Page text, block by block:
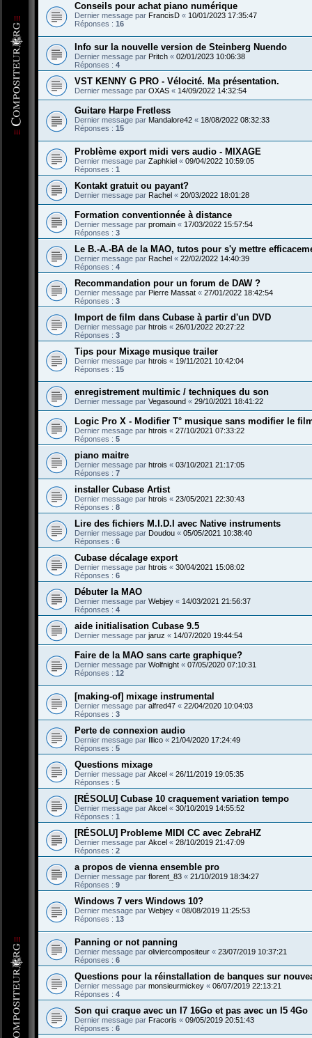
Conseils pour achat piano numérique
Dernier message par FrancisD « 10/01/2023 17:35:47
Réponses : 16
Info sur la nouvelle version de Steinberg Nuendo
Dernier message par Pritch « 02/01/2023 10:06:38
Réponses : 4
VST KENNY G PRO - Vélocité. Ma présentation.
Dernier message par OXAS « 14/09/2022 14:32:54
Guitare Harpe Fretless
Dernier message par Mandalore42 « 18/08/2022 08:32:33
Réponses : 15
Problème export midi vers audio - MIXAGE
Dernier message par Zaphkiel « 09/04/2022 10:59:05
Réponses : 1
Kontakt gratuit ou payant?
Dernier message par Rachel « 20/03/2022 18:01:28
Formation conventionnée à distance
Dernier message par promain « 17/03/2022 15:57:54
Réponses : 3
Le B.-A.-BA de la MAO, tutos pour s'y mettre
Dernier message par Rachel « 22/02/2022 14:40:39
Réponses : 4
Recommandation pour un forum de DAW ?
Dernier message par Pierre Massat « 27/01/2022 18:42:54
Réponses : 3
Import de film dans Cubase à partir d'un DVD
Dernier message par htrois « 26/01/2022 20:27:22
Réponses : 3
Tips pour Mixage musique trailer
Dernier message par htrois « 19/11/2021 10:42:04
Réponses : 15
enregistrement multimic / techniques du son
Dernier message par Vegasound « 29/10/2021 18:41:22
Logic Pro X - Modifier T° musique sans modifier le
Dernier message par htrois « 27/10/2021 07:33:22
Réponses : 5
piano maitre
Dernier message par htrois « 03/10/2021 21:17:05
Réponses : 7
installer Cubase Artist
Dernier message par htrois « 23/05/2021 22:30:43
Réponses : 8
Lire des fichiers M.I.D.I avec Native instruments
Dernier message par Doudou « 05/05/2021 10:38:40
Réponses : 6
Cubase décalage export
Dernier message par htrois « 30/04/2021 15:08:02
Réponses : 6
Débuter la MAO
Dernier message par Webjey « 14/03/2021 21:56:37
Réponses : 4
aide initialisation Cubase 9.5
Dernier message par jaruz « 14/07/2020 19:44:54
Faire de la MAO sans carte graphique?
Dernier message par Wolfnight « 07/05/2020 07:10:31
Réponses : 12
[making-of] mixage instrumental
Dernier message par alfred47 « 22/04/2020 10:04:03
Réponses : 3
Perte de connexion audio
Dernier message par Illico « 21/04/2020 17:24:49
Réponses : 5
Questions mixage
Dernier message par Akcel « 26/11/2019 19:05:35
Réponses : 5
[RÉSOLU] Cubase 10 craquement variation tempo
Dernier message par Akcel « 30/10/2019 14:55:52
Réponses : 1
[RÉSOLU] Probleme MIDI CC avec ZebraHZ
Dernier message par Akcel « 28/10/2019 21:47:09
Réponses : 2
a propos de vienna ensemble pro
Dernier message par florent_83 « 21/10/2019 18:34:27
Réponses : 9
Windows 7 vers Windows 10?
Dernier message par Webjey « 08/08/2019 11:25:53
Réponses : 13
Panning or not panning
Dernier message par oliviercompositeur « 23/07/2019 10:37:21
Réponses : 6
Questions pour la réinstallation de banques sur
Dernier message par monsieurmickey « 06/07/2019 22:13:21
Réponses : 4
Son qui craque avec un I7 16Go et pas avec un I5 4Go
Dernier message par Fracoris « 09/05/2019 20:51:43
Réponses : 6